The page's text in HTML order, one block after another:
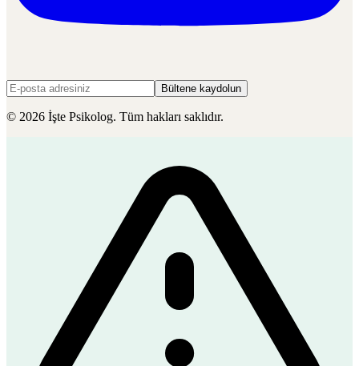
Bültene kaydolun
© 2026 İşte Psikolog. Tüm hakları saklıdır.